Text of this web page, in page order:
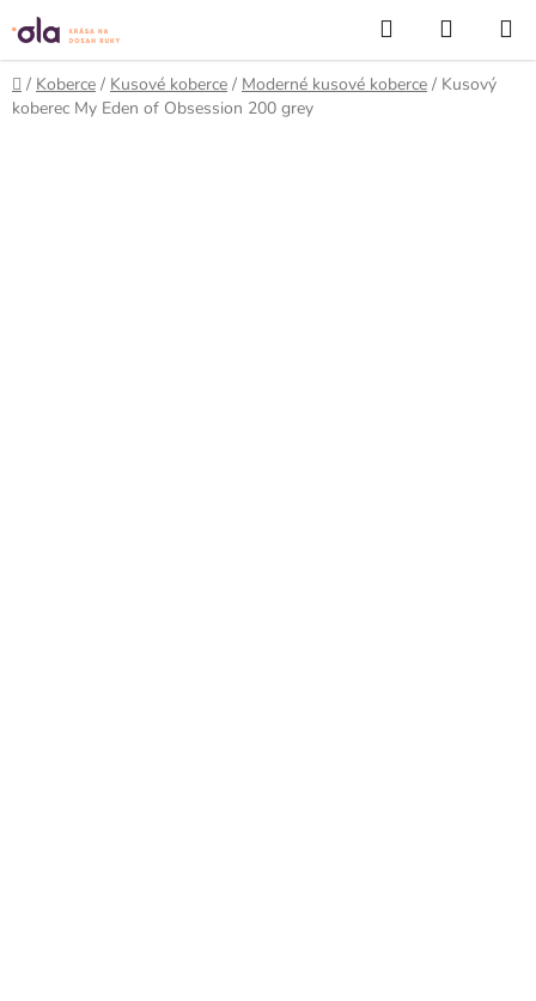
Prejsť
na
obsah
Hľadať
KOŠÍK
Domov
/ Koberce / Kusové koberce / Moderné kusové koberce / Kusový
koberec My Eden of Obsession 200 grey